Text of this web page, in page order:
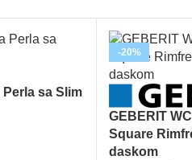
sa Slim
-20%
GEBERIT
Square
daskom